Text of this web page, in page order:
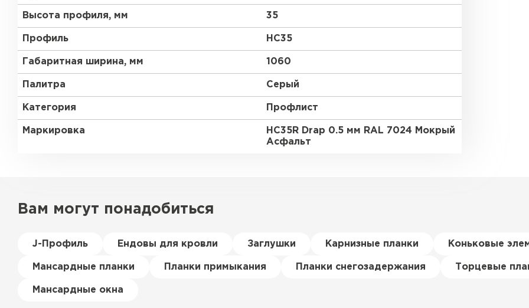
Высота профиля, мм 35
Профиль HC35
Габаритная ширина, мм 1060
Палитра Серый
Категория Профлист
Маркировка
HC35R Drap 0.5 мм RAL 7024 Мокрый
Асфальт
Вам могут понадобиться
J-Профиль Ендовы для кровли Заглушки Карнизные планки Коньковые
Мансардные планки Планки примыкания Планки снегозадержания Торцевые
Мансардные окна
Керамическая черепица